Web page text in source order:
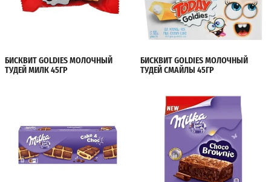
БИСКВИТ GOLDIES МОЛОЧНЫЙ
ТУДЕЙ МИЛК 45ГР
БИСКВИТ GOLDIES МОЛОЧНЫЙ
ТУДЕЙ СМАЙЛЫ 45ГР